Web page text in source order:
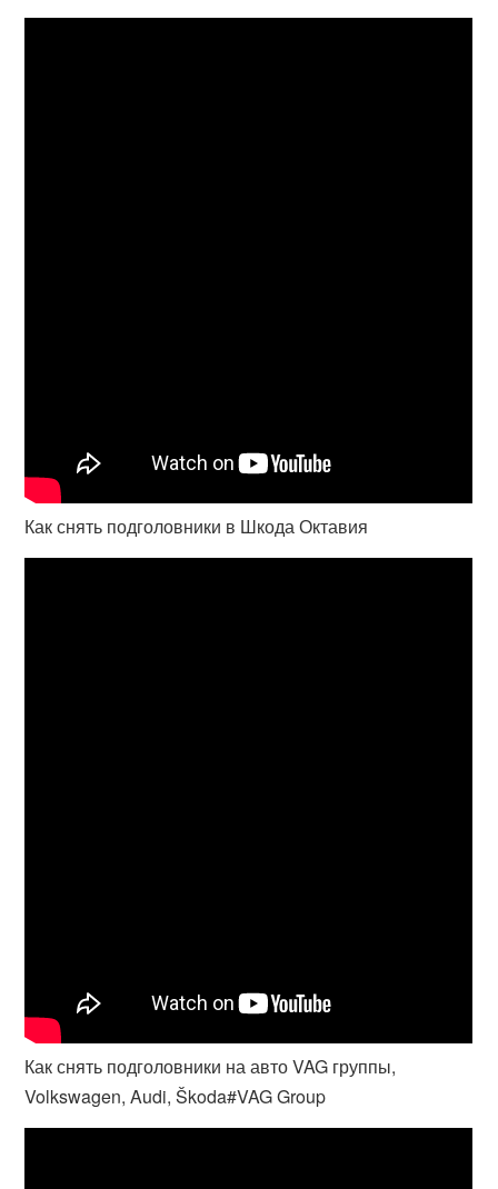
Как снять подголовники в Шкода Октавия
Как снять подголовники на авто VAG группы,
Volkswagen, Audi, Škoda#VAG Group